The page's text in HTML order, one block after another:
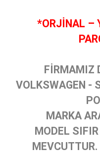
*ORJİNAL –
FİRMAMIZ
VOLKSWAGEN -
MARKA
MODEL